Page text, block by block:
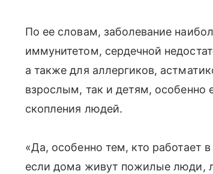
По ее словам, заболевание
иммунитетом, сердечной
а также для аллергиков,
взрослым, так и детям, особенно
скопления людей.
«Да, особенно тем, кто работает
если дома живут пожилые люди,